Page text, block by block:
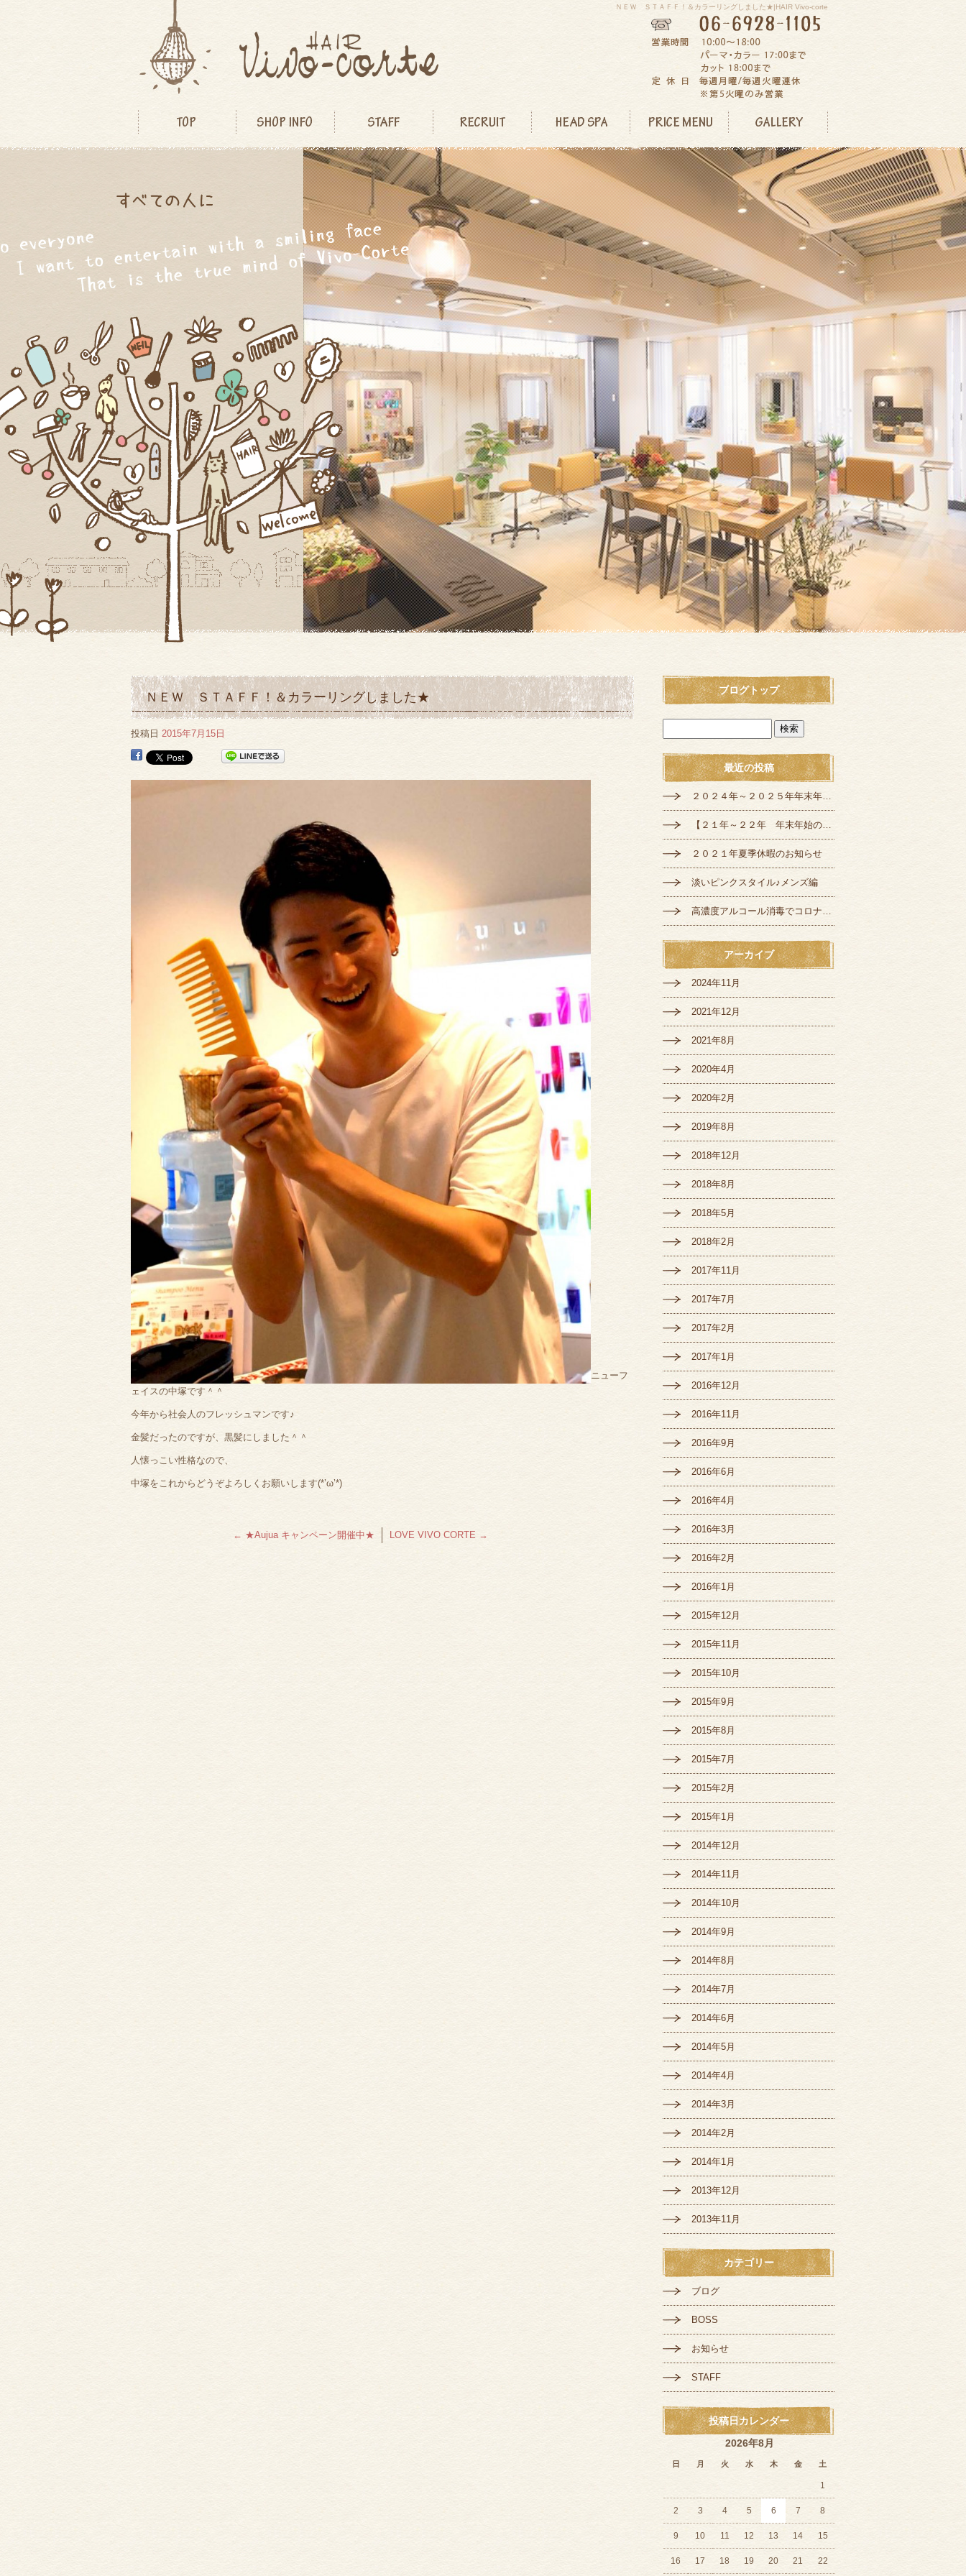
ＮＥＷ ＳＴＡＦＦ！＆カラーリングしました★|HAIR Vivo-corte
ＮＥＷ ＳＴＡＦＦ！＆カラーリングしました★
投稿日 2015年7月15日
ニューフ
ェイスの中塚です＾＾
今年から社会人のフレッシュマンです♪
金髪だったのですが、黒髪にしました＾＾
人懐っこい性格なので、
中塚をこれからどうぞよろしくお願いします(*’ω’*)
← ★Aujua キャンペーン開催中★ LOVE VIVO CORTE →
ブログトップ
最近の投稿
２０２４年～２０２５年年末年始の定休日のお知らせ
【２１年～２２年 年末年始の営業のご案内】
２０２１年夏季休暇のお知らせ
淡いピンクスタイル♪メンズ編
高濃度アルコール消毒でコロナ対策♪
アーカイブ
2024年11月
2021年12月
2021年8月
2020年4月
2020年2月
2019年8月
2018年12月
2018年8月
2018年5月
2018年2月
2017年11月
2017年7月
2017年2月
2017年1月
2016年12月
2016年11月
2016年9月
2016年6月
2016年4月
2016年3月
2016年2月
2016年1月
2015年12月
2015年11月
2015年10月
2015年9月
2015年8月
2015年7月
2015年2月
2015年1月
2014年12月
2014年11月
2014年10月
2014年9月
2014年8月
2014年7月
2014年6月
2014年5月
2014年4月
2014年3月
2014年2月
2014年1月
2013年12月
2013年11月
カテゴリー
ブログ
BOSS
お知らせ
STAFF
投稿日カレンダー
2026年8月
日 月 火 水 木 金 土
1
2 3 4 5 6 7 8
9 10 11 12 13 14 15
16 17 18 19 20 21 22